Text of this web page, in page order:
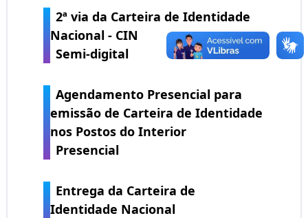
2ª via da Carteira de Identidade
Nacional - CIN
Semi-digital
Agendamento Presencial para
emissão de Carteira de Identidade
nos Postos do Interior
Presencial
Entrega da Carteira de
Identidade Nacional